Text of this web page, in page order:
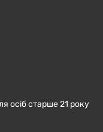
осіб старше 21 року